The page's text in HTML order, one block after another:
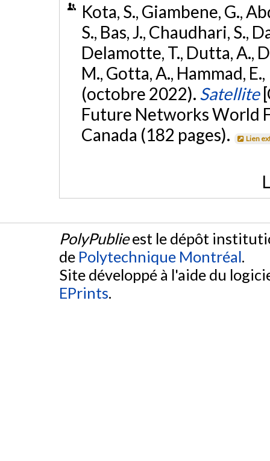
Kota, S., Giambene, G.,
S., Bas, J., Chaudhari, S.,
Delamotte, T., Dutta, A.,
M., Gotta, A., Hammad,
(octobre 2022). Satellite
Future Networks World
Canada (182 pages).
Lien
PolyPublieest le dépôt
de Polytechnique Montréal.
Site développé à l'aide du
EPrints.